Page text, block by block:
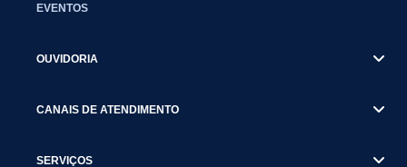
EVENTOS
OUVIDORIA
CANAIS DE ATENDIMENTO
SERVIÇOS